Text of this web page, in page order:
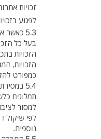
זכויות
לפגוע
5.3
בעל כל
הזכויות
הזכויות,
כמפורט
5.4
תמלוגים
למסור
לפי שיקול
נוספים.